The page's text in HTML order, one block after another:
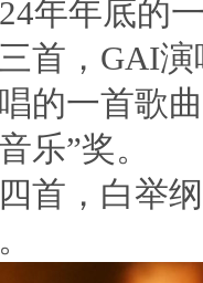
年年底的
首，GAI
的一首歌
乐”奖。
首，白举